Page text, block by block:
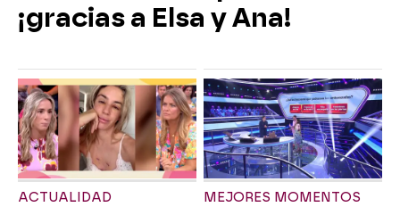
¡gracias a Elsa y Ana!
ACTUALIDAD MEJORES MOMENTOS